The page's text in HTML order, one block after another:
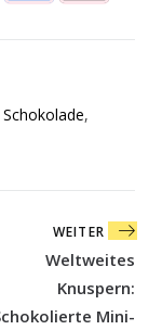
Schokolade,
WEITER
Weltweites
Knuspern:
Mini-